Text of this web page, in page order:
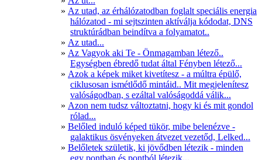
Az utad, az érhálózatodban foglalt speciális energia
hálózatod - mi sejtszinten aktíválja kódodat, DNS
struktúrádban beindítva a folyamatot..
Az utad...
Az Vagyok aki Te - Önmagamban létező..
Egységben ébredő tudat által Fényben létező...
Azok a képek miket kivetítesz - a múltra épülő,
ciklusosan ismétlődő mintáid.. Mit megjelenítesz
valóságodban, s ezáltal valóságoddá válik...
Azon nem tudsz változtatni, hogy ki és mit gondol
rólad...
Belőled induló képed tükör, mibe belenézve -
galaktikus ösvényeken átvezet vezetőd, Lelked...
Belőletek születik, ki jövődben létezik - minden
egy pontban és pontból létezik...